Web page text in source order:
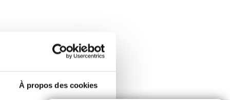
À propos des cookies